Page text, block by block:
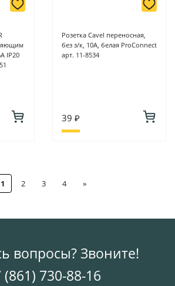
IP20
Розетка Cavel переносная,
без з/к, 10А, белая ProConnect
арт. 11-8534
39 ₽
1 2 3 4 »
вопросы? Звоните!
(861) 730-88-16